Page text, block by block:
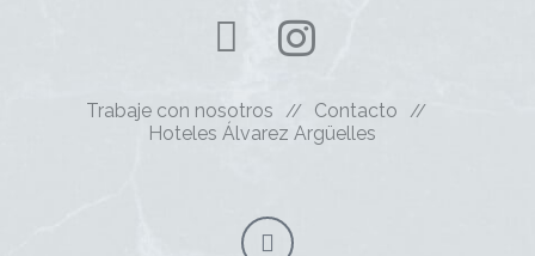
Trabaje con nosotros
Contacto
Hoteles Álvarez Argüelles